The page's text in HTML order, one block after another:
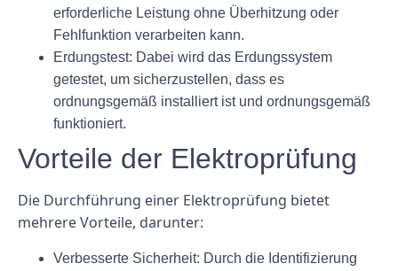
erforderliche Leistung ohne Überhitzung oder
Fehlfunktion verarbeiten kann.
Erdungstest: Dabei wird das Erdungssystem
getestet, um sicherzustellen, dass es
ordnungsgemäß installiert ist und ordnungsgemäß
funktioniert.
Vorteile der Elektroprüfung
Die Durchführung einer Elektroprüfung bietet
mehrere Vorteile, darunter:
Verbesserte Sicherheit: Durch die Identifizierung